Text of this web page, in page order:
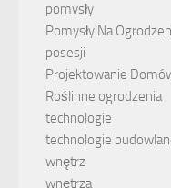
pomysły
Pomysły Na
posesji
Projektowanie
Roślinne ogrodzenia
technologie
technologie
wnętrz
wnętrza